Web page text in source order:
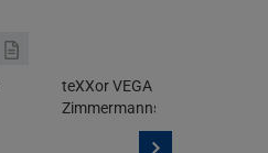
teXXor VEGA Arbeitsweste
Zimmermannsweste Schwarz